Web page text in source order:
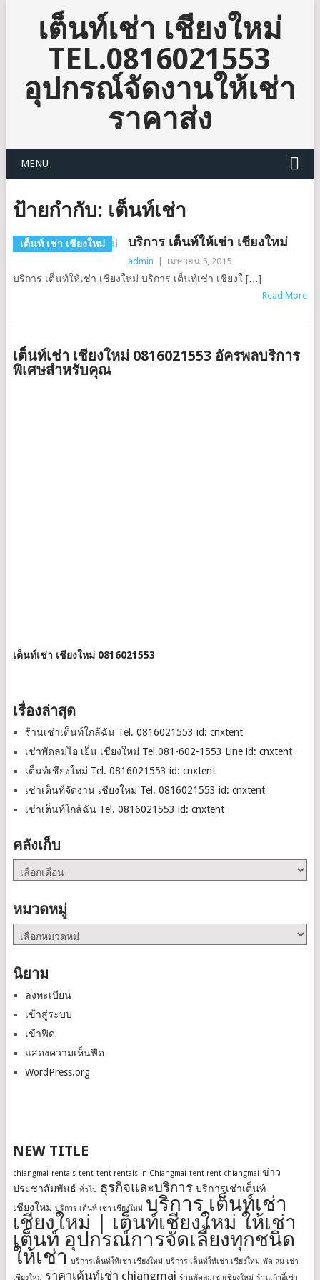
เต็นท์เช่า เชียงใหม่
TEL.0816021553
อุปกรณ์จัดงานให้เช่า
ราคาส่ง
MENU
ป้ายกำกับ: เต็นท์เช่า
เต็นท์ เช่า เชียงใหม่ บริการ เต็นท์ให้เช่า เชียงใหม่
admin เมษายน 5, 2015
บริการ เต็นท์ให้เช่า เชียงใหม่ บริการ เต็นท์เช่า เชียงใ […]
Read More
เต็นท์เช่า เชียงใหม่ 0816021553 อัครพลบริการ
พิเศษสำหรับคุณ
เต็นท์เช่า เชียงใหม่ 0816021553
เรื่องล่าสุด
ร้านเช่าเต็นท์ใกล้ฉัน Tel. 0816021553 id: cnxtent
เช่าพัดลมไอ เย็น เชียงใหม่ Tel.081-602-1553 Line id: cnxtent
เต็นท์เชียงใหม่ Tel. 0816021553 id: cnxtent
เช่าเต็นท์จัดงาน เชียงใหม่ Tel. 0816021553 id: cnxtent
เช่าเต็นท์ใกล้ฉัน Tel. 0816021553 id: cnxtent
คลังเก็บ
คลัง
เก็บ
หมวดหมู่
หมวด
หมู่
นิยาม
ลงทะเบียน
เข้าสู่ระบบ
เข้าฟีด
แสดงความเห็นฟีด
WordPress.org
NEW TITLE
chiangmai rentals tent tent rentals in Chiangmai tent rent chiangmai ข่าว
ประชาสัมพันธ์ ทั่วไป ธุรกิจและบริการ บริการเช่าเต็นท์
เชียงใหม่ บริการ เต็นท์ เช่า เชียงใหม่ บริการ เต็นท์เช่า
เชียงใหม่ | เต็นท์เชียงใหม่ ให้เช่า
เต็นท์ อุปกรณ์การจัดเลี้ยงทุกชนิด
ให้เช่า บริการเต็นท์ให้เช่า เชียงใหม่ บริการ เต็นท์ให้เช่า เชียงใหม่ พัด ลม เช่า
เชียงใหม่ ราคาเต้นท์เช่า chiangmai ร้านพัดลมเช่าเชียงใหม่ ร้านเก้าอี้เช่า